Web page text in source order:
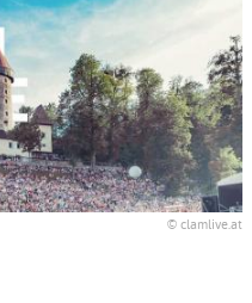
© clamlive.at